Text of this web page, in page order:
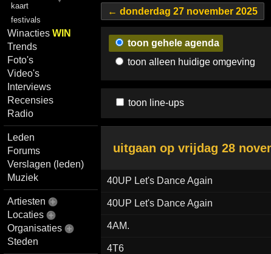
kaart
festivals
WinactiesWIN
Trends
Foto's
Video's
Interviews
Recensies
Radio
Leden
Forums
Verslagen (leden)
Muziek
Artiesten
Locaties
Organisaties
Steden
← donderdag 27 november 2025
toon gehele agenda
toon alleen huidige omgeving
toon line-ups
uitgaan op vrijdag 28
40UP Let's Dance Again
40UP Let's Dance Again
4AM.
4T6